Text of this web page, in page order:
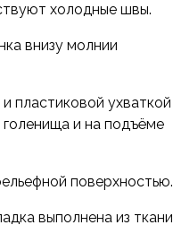
холодные швы.
внизу молнии
пластиковой ухваткой
голенища и на подъёме
поверхностью.
выполнена из ткани